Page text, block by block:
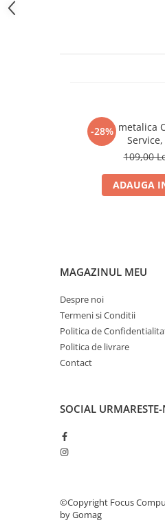
-28%
Placa metalica
109,00
ADAUGA
MAGAZINUL MEU
Despre noi
Termeni si Conditii
Politica de
Politica de livrare
Contact
SOCIAL
©Copyright Focus
by Gomag